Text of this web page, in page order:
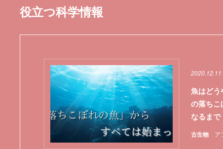
役立つ科学情報
古生物 ア
2020.12.11
魚はどう
の落ちこ
なるまで